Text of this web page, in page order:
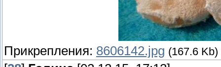
Прикрепления: 8606142.jpg (167.6 Kb)